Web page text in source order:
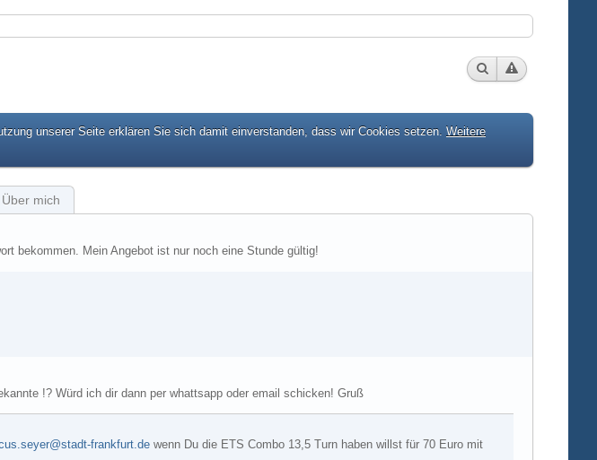
unserer Seite erklären Sie sich damit einverstanden, dass wir Cookies setzen. Weitere
Über mich
bekommen. Mein Angebot ist nur noch eine Stunde gültig!
!? Würd ich dir dann per whattsapp oder email schicken! Gruß
frankfurt.de wenn Du die ETS Combo 13,5 Turn haben willst für 70 Euro mit